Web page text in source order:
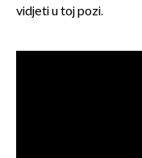
vidjeti u toj pozi.